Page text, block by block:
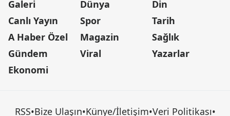
Galeri
Canlı Yayın
A Haber Özel
Gündem
Ekonomi
Dünya
Spor
Magazin
Viral
Din
Tarih
Sağlık
Yazarlar
RSS•Bize Ulaşın•Künye/İletişim•Veri Politikası•